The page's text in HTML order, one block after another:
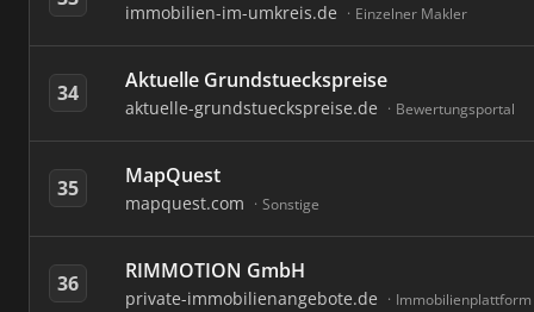
immobilien-im-umkreis.de Einzelner Makler
34 Aktuelle Grundstueckspreise
aktuelle-grundstueckspreise.de Bewertungsportal
35 MapQuest
mapquest.com Sonstige
36 RIMMOTION GmbH
private-immobilienangebote.de Immobilienplattform